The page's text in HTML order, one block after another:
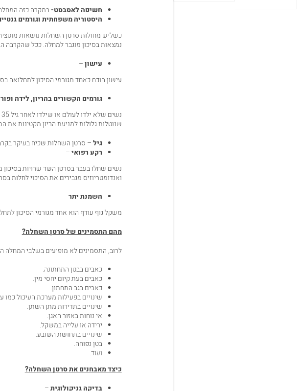
חשיפה לאסבסט-במקרה כזה
היסטוריה משפחתית וגורמים
כשליש מחולות סרטן השחלות נושאות
נמצאות בסיכון מוגבר למחלה. ככל שהקרבה
עישון–
עישון הוכח כאחד מגורמי הסיכון לתחלואה
גורמים הקשורים בהריון, לידה
שנוטלות גלולות למניעת הריון מקטינות את
גיל– סרטן השחלות שכיח בעיקר בקרב נשים
רקע רפואי–
נשים שחלו בעבר בסרטן השד שרויות
ואנדומטריוזיס מגבירים את הסיכוי לחלות
השמנת יתר–
משקל גוף עודף הוא אחד מגורמי הסיכון
מהם התסמינים של סרטן השחלה?
לרוב, התסמינים לא מופיעים בשלבי המחלה
כאבים בבטן התחתונה.
כאבים בעת קיום יחסי מין.
כאבים בגב התחתון.
שינויים בפעילות מערכת העיכול כמו
שינויים בתדירות מתן השתן.
אי נוחות באזור האגן.
ירידה או עלייה במשקל.
שינויים בתחושת השובע.
בטן נפוחה.
ועוד.
כיצד מאבחנים את סרטן השחלה?
בדיקה גניקולוגית–